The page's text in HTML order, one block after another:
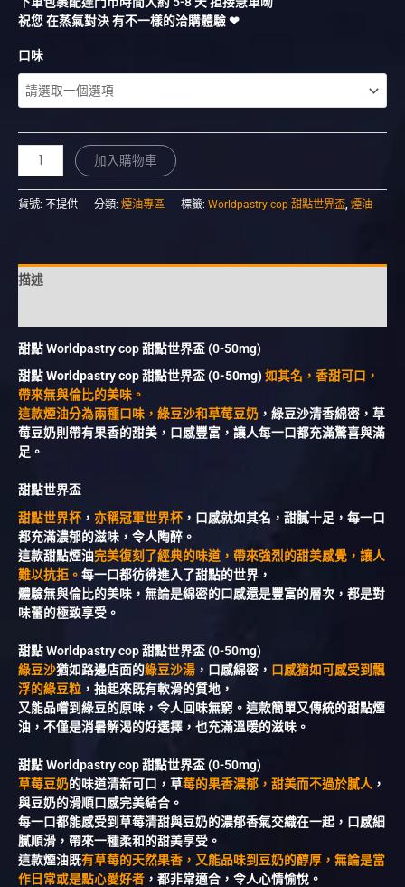
祝您 在蒸氣對決 有不一樣的洽購體驗 ❤︎
口味
加入購物車
貨號: 不提供 分類: 煙油專區 標籤: Worldpastry cop 甜點世界盃, 煙油
描述
甜點 Worldpastry cop 甜點世界盃 (0-50mg)
甜點 Worldpastry cop 甜點世界盃 (0-50mg)如其名，香甜可口，
帶來無與倫比的美味。
這款煙油分為兩種口味，綠豆沙和草莓豆奶 ，綠豆沙清香綿密，草
莓豆奶則帶有果香的甜美，口感豐富，讓人每一口都充滿驚喜與滿
足。
甜點世界盃
甜點世界杯 ， 亦稱冠軍世界杯 ，口感就如其名，甜膩十足，每一口
都充滿濃郁的滋味，令人陶醉。
這款甜點煙油完美復刻了經典的味道，帶來強烈的甜美感覺，讓人
難以抗拒。 每一口都彷彿進入了甜點的世界，
體驗無與倫比的美味，無論是綿密的口感還是豐富的層次，都是對
味蕾的極致享受。
甜點 Worldpastry cop 甜點世界盃 (0-50mg)
綠豆沙猶如路邊店面的綠豆沙湯 ，口感綿密， 口感猶如可感受到飄
浮的綠豆粒 ，抽起來既有軟滑的質地，
又能品嚐到綠豆的原味，令人回味無窮。這款簡單又傳統的甜點煙
油，不僅是消暑解渴的好選擇，也充滿溫暖的滋味。
甜點 Worldpastry cop 甜點世界盃 (0-50mg)
草莓豆奶的味道清新可口，草莓的果香濃郁，甜美而不過於膩人 ，
與豆奶的滑順口感完美結合。
每一口都能感受到草莓清甜與豆奶的濃郁香氣交織在一起，口感細
膩順滑，帶來一種柔和的甜美享受。
這款煙油既有草莓的天然果香，又能品味到豆奶的醇厚，無論是當
作日常或是點心愛好者 ，都非常適合，令人心情愉悅。